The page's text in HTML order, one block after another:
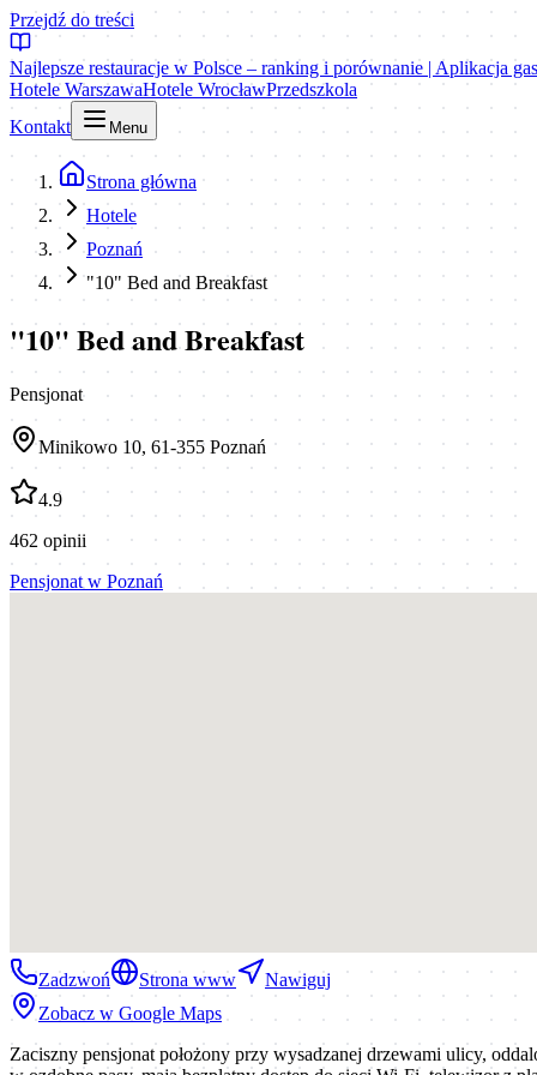
Przejdź do treści
Najlepsze restauracje w Polsce – ranking i porównanie | Aplikacja
Hotele WarszawaHotele WrocławPrzedszkola
Kontakt
Menu
Strona główna
Hotele
Poznań
"10" Bed and Breakfast
"10" Bed and Breakfast
Pensjonat
Minikowo 10, 61-355 Poznań
4.9
462 opinii
Pensjonat w Poznań
Zadzwoń Strona www
Nawiguj
Zobacz w Google Maps
Zaciszny pensjonat położony przy wysadzanej drzewami ulicy,